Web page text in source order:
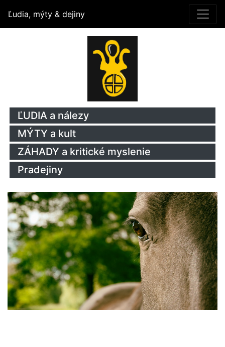
Ľudia, mýty & dejiny
ĽUDIA a nálezy
MÝTY a kult
ZÁHADY a kritické myslenie
Pradejiny